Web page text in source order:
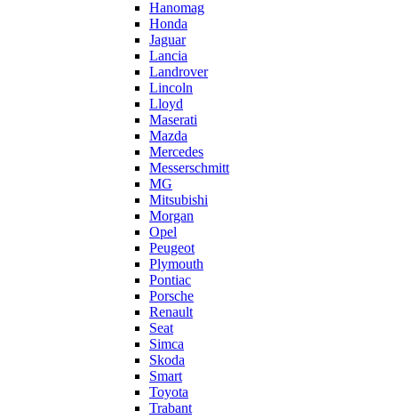
Hanomag
Honda
Jaguar
Lancia
Landrover
Lincoln
Lloyd
Maserati
Mazda
Mercedes
Messerschmitt
MG
Mitsubishi
Morgan
Opel
Peugeot
Plymouth
Pontiac
Porsche
Renault
Seat
Simca
Skoda
Smart
Toyota
Trabant